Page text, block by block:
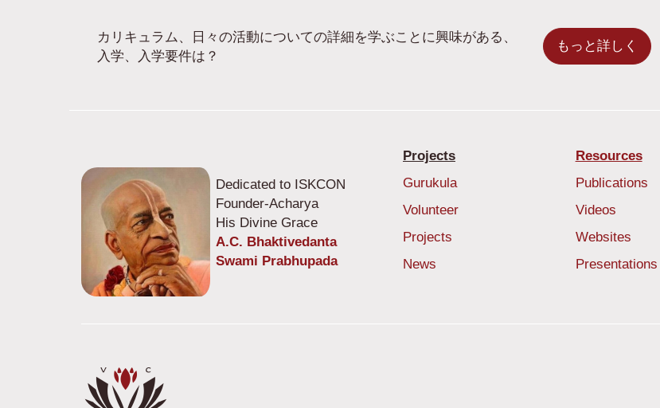
カリキュラム、日々の活動についての詳細を学ぶことに興味がある、
入学、入学要件は？
もっと詳しく
Dedicated to ISKCON
Founder-Acharya
His Divine Grace
A.C. Bhaktivedanta
Swami Prabhupada
Projects
Gurukula
Volunteer
Projects
News
Resources
Publications
Videos
Websites
Presentations